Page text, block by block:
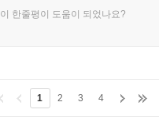
이 한줄평이 도움이 되었나요?
1 2 3 4